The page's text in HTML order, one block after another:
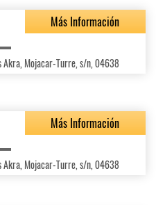
Más Información
Akra, Mojacar-Turre, s/n, 04638
Más Información
Akra, Mojacar-Turre, s/n, 04638